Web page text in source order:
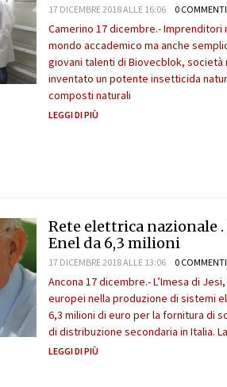
17 DICEMBRE 2018 ALLE 16:06 0 COMMENTI
Camerino 17 dicembre.-
mondo accademico ma anche
giovani talenti di Biovecblok, società
inventato un potente insetticida
composti naturali
LEGGI DI PIÙ
Rete elettrica nazionale
Enel da 6,3 milioni
17 DICEMBRE 2018 ALLE 13:06 0 COMMENTI
Ancona 17 dicembre.- L’Imesa di
europei nella produzione di sistemi
6,3 milioni di euro per la fornitura di
di distribuzione secondaria in Italia. La
LEGGI DI PIÙ